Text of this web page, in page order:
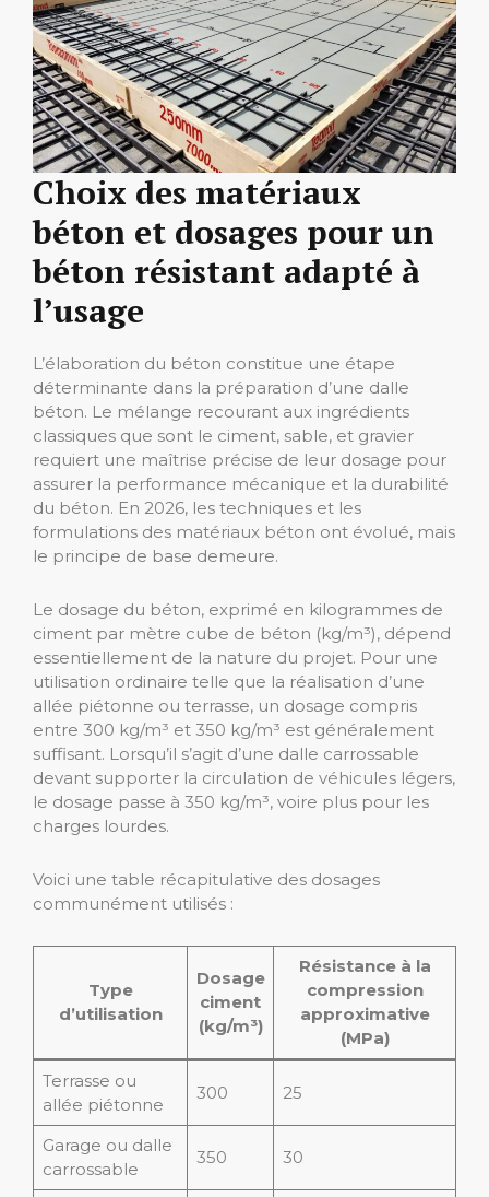
Choix des matériaux
béton et dosages pour un
béton résistant adapté à
l’usage
L’élaboration du béton constitue une étape
déterminante dans la préparation d’une dalle
béton. Le mélange recourant aux ingrédients
classiques que sont le ciment, sable, et gravier
requiert une maîtrise précise de leur dosage pour
assurer la performance mécanique et la durabilité
du béton. En 2026, les techniques et les
formulations des matériaux béton ont évolué, mais
le principe de base demeure.
Le dosage du béton, exprimé en kilogrammes de
ciment par mètre cube de béton (kg/m³), dépend
essentiellement de la nature du projet. Pour une
utilisation ordinaire telle que la réalisation d’une
allée piétonne ou terrasse, un dosage compris
entre 300 kg/m³ et 350 kg/m³ est généralement
suffisant. Lorsqu’il s’agit d’une dalle carrossable
devant supporter la circulation de véhicules légers,
le dosage passe à 350 kg/m³, voire plus pour les
charges lourdes.
Voici une table récapitulative des dosages
communément utilisés :
Type
d’utilisation
Dosage
ciment
(kg/m³)
Résistance à la
compression
approximative
(MPa)
Terrasse ou
allée piétonne
300 25
Garage ou dalle
carrossable
350 30